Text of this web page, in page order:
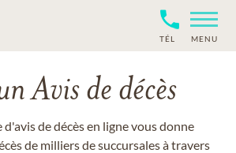
TÉL MENU
Avis de décès
de décès en ligne vous donne
de milliers de succursales à travers